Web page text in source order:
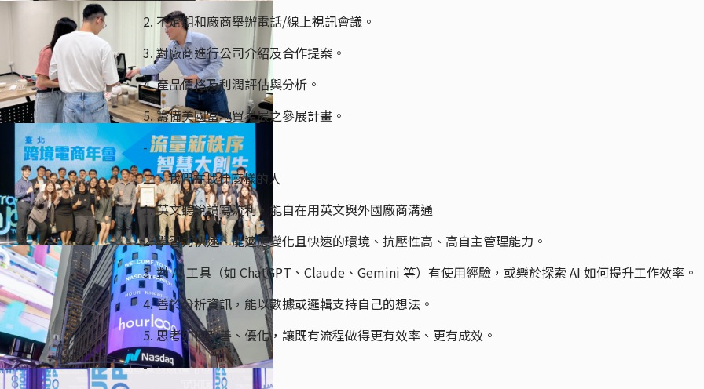
2. 不定期和廠商舉辦電話/線上視訊會議。
3. 對廠商進行公司介紹及合作提案。
4. 產品價格及利潤評估與分析。
5. 籌備美國當地貿易展之參展計畫。
-
二、我們在找什麼樣的人
1. 英文聽說讀寫流利，能自在用英文與外國廠商溝通
2. 學習力快速、能適應變化且快速的環境、抗壓性高、高自主管理能力。
3. 對 AI 工具（如 ChatGPT、Claude、Gemini 等）有使用經驗，或樂於探索 AI 如何提升工作效率。
4. 善於分析資訊，能以數據或邏輯支持自己的想法。
5. 思考如何改善、優化，讓既有流程做得更有效率、更有成效。
-